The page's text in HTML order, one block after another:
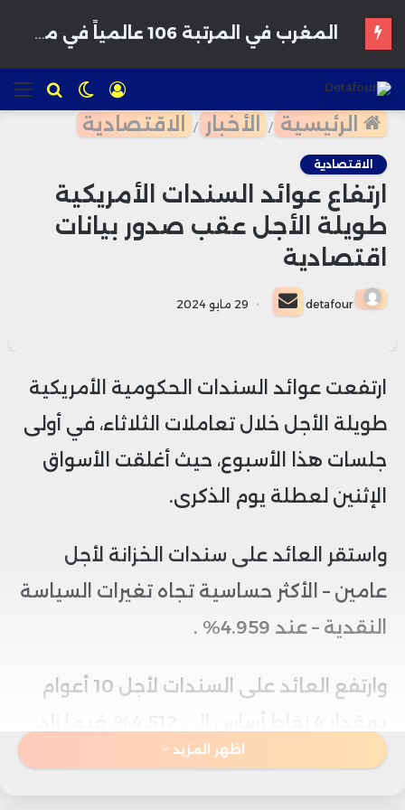
للبحث الوضع
المظلم
تسجيل
الدخول
الرئيسية / الأخبار / الاقتصادية
الاقتصادية
ارتفاع عوائد السندات الأمريكية
طويلة الأجل عقب صدور بيانات
اقتصادية
detafour
أرسل
بريدا
29 مايو 2024
ارتفعت عوائد السندات الحكومية الأمريكية
طويلة الأجل خلال تعاملات الثلاثاء، في أولى
جلسات هذا الأسبوع، حيث أغلقت الأسواق
الإثنين لعطلة يوم الذكرى.
واستقر العائد على سندات الخزانة لأجل
عامين – الأكثر حساسية تجاه تغيرات السياسة
النقدية – عند 4.959% .
وارتفع العائد على السندات لأجل 10 أعوام
اظهر المزيد